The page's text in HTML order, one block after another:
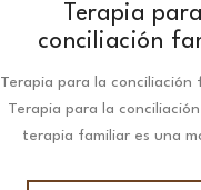
Terapia
conciliación
Terapia para la conciliación
Terapia para la
terapia familiar es una